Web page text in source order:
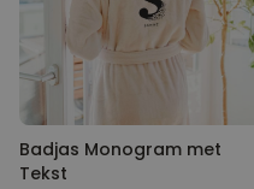
Badjas Monogram met
Tekst